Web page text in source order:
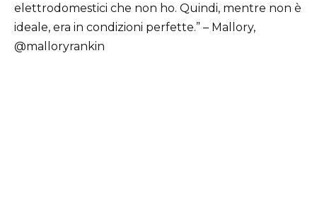
elettrodomestici che non ho. Quindi, mentre non è
ideale, era in condizioni perfette.” – Mallory,
@malloryrankin